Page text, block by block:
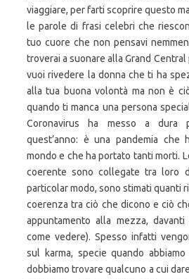
viaggiare, per farti scoprire questo
le parole di frasi celebri che
tuo cuore che non pensavi
troverai a suonare alla Grand
vuoi rivedere la donna che ti ha
alla tua buona volontà ma non è
quando ti manca una persona
Coronavirus ha messo a dura
quest’anno: è una pandemia
mondo e che ha portato tanti morti.
coerente sono collegate tra loro
particolar modo, sono stimati quanti
coerenza tra ciò che dicono e ciò
appuntamento alla mezza,
come vedere). Spesso infatti
sul karma, specie quando
dobbiamo trovare qualcuno a cui